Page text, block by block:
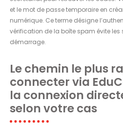
et le mot de passe temporaire en
numérique. Ce terme désigne
vérification de la boîte spam évite les
démarrage.
Le chemin le plus
connecter via
la connexion
selon votre cas